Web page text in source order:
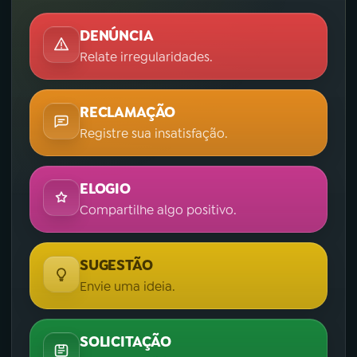
DENÚNCIA
Relate irregularidades.
RECLAMAÇÃO
Registre sua insatisfação.
ELOGIO
Compartilhe algo positivo.
SUGESTÃO
Envie uma ideia.
SOLICITAÇÃO